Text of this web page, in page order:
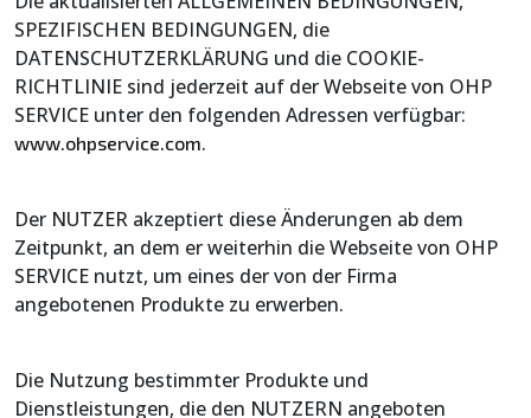
SPEZIFISCHEN BEDINGUNGEN, die
DATENSCHUTZERKLÄRUNG und die COOKIE-
RICHTLINIE sind jederzeit auf der Webseite von OHP
SERVICE unter den folgenden Adressen verfügbar:
www.ohpservice.com.
Der NUTZER akzeptiert diese Änderungen ab dem
Zeitpunkt, an dem er weiterhin die Webseite von OHP
SERVICE nutzt, um eines der von der Firma
angebotenen Produkte zu erwerben.
Die Nutzung bestimmter Produkte und
Dienstleistungen, die den NUTZERN angeboten